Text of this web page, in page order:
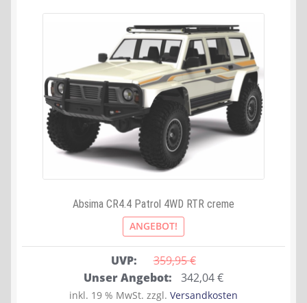
Absima CR4.4 Patrol 4WD RTR creme
ANGEBOT!
UVP: 359,95 €
Ursprünglicher
Preis
Unser Angebot: 342,04€Aktueller
Preis
inkl. 19 % MwSt. zzgl. Versandkosten